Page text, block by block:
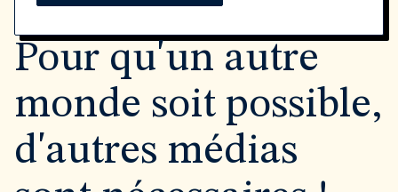
Pour qu'un autre
monde soit possible,
d'autres médias